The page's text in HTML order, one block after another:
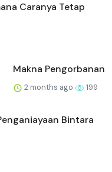
Caranya Tetap
Makna Pengorbanan
2 months ago 199
Bintara